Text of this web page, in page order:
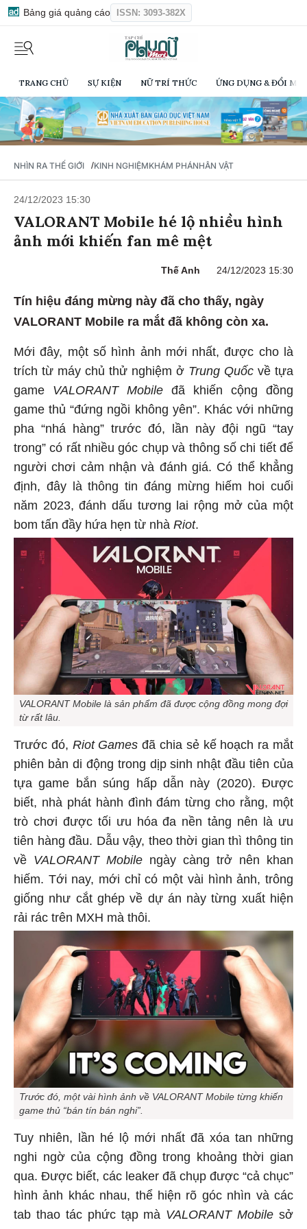
Bảng giá quảng cáo ISSN: 3093-382X
TRANG CHỦ SỰ KIỆN NỮ TRÍ THỨC ỨNG DỤNG & ĐỔI
NHÌN RA THẾ GIỚI /KINH NGHIỆMKHÁM PHÁNHÂN VẬT
24/12/2023 15:30
VALORANT Mobile hé lộ nhiều hình
ảnh mới khiến fan mê mệt
Thế Anh 24/12/2023 15:30
Tín hiệu đáng mừng này đã cho thấy, ngày
VALORANT Mobile ra mắt đã không còn xa.
Mới đây, một số hình ảnh mới nhất, được cho là
trích từ máy chủ thử nghiệm ở Trung Quốc về tựa
game VALORANT Mobile đã khiến cộng đồng
game thủ “đứng ngồi không yên”. Khác với những
pha “nhá hàng” trước đó, lần này đội ngũ “tay
trong” có rất nhiều góc chụp và thông số chi tiết để
người chơi cảm nhận và đánh giá. Có thể khẳng
định, đây là thông tin đáng mừng hiếm hoi cuối
năm 2023, đánh dấu tương lai rộng mở của một
bom tấn đầy hứa hẹn từ nhà Riot.
VALORANT Mobile là sản phẩm đã được cộng đồng mong đợi
từ rất lâu.
Trước đó, Riot Games đã chia sẻ kế hoạch ra mắt
phiên bản di động trong dịp sinh nhật đầu tiên của
tựa game bắn súng hấp dẫn này (2020). Được
biết, nhà phát hành đình đám từng cho rằng, một
trò chơi được tối ưu hóa đa nền tảng nên là ưu
tiên hàng đầu. Dẫu vậy, theo thời gian thì thông tin
về VALORANT Mobile ngày càng trở nên khan
hiếm. Tới nay, mới chỉ có một vài hình ảnh, trông
giống như cắt ghép về dự án này từng xuất hiện
rải rác trên MXH mà thôi.
Trước đó, một vài hình ảnh về VALORANT Mobile từng khiến
game thủ “bán tín bán nghi”.
Tuy nhiên, lần hé lộ mới nhất đã xóa tan những
nghi ngờ của cộng đồng trong khoảng thời gian
qua. Được biết, các leaker đã chụp được “cả chục”
hình ảnh khác nhau, thể hiện rõ góc nhìn và các
tab thao tác phức tạp mà VALORANT Mobile sở